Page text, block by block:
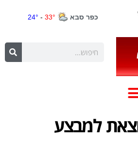
למבצע